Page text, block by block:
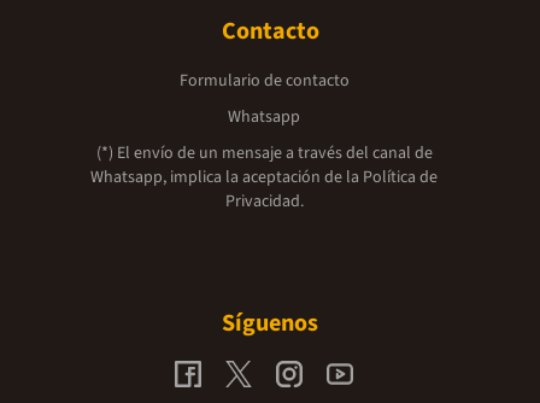
Contacto
Formulario de contacto
Whatsapp
(*) El envío de un mensaje a través del canal de
Whatsapp, implica la aceptación de la Política de
Privacidad.
Síguenos